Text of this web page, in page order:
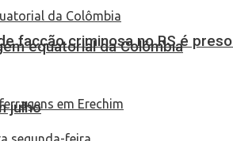
facção criminosa no RS é
equatorial da Colômbia
julho